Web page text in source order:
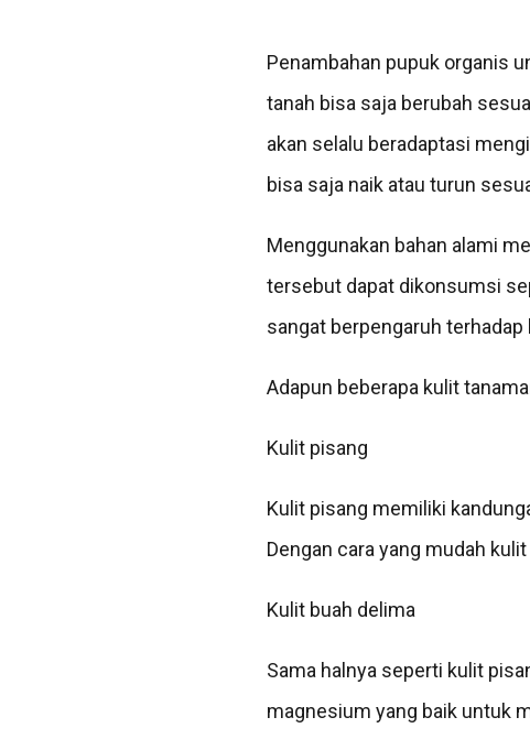
Penambahan pupuk organis
tanah bisa saja berubah
akan selalu beradaptasi
bisa saja naik atau turun
Menggunakan bahan alami
tersebut dapat dikonsumsi
sangat berpengaruh
Adapun beberapa kulit
Kulit pisang
Kulit pisang memiliki
Dengan cara yang mudah
Kulit buah delima
Sama halnya seperti kulit
magnesium yang baik untuk